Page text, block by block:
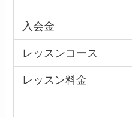
入会金
レッスンコース
レッスン料金